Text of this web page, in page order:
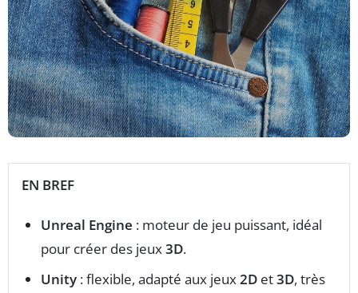
EN BREF
Unreal Engine : moteur de jeu puissant, idéal
pour créer des jeux3D.
Unity : flexible, adapté aux jeux2D et3D, très